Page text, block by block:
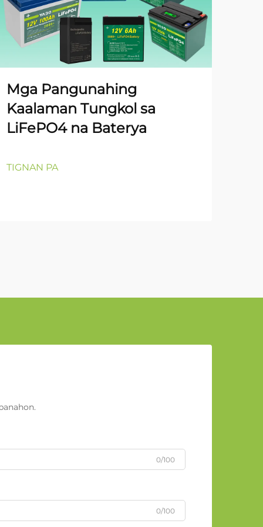
Mga Pangunahing
Kaalaman Tungkol sa
LiFePO4 na Baterya
TIGNAN PA
0/100
0/100